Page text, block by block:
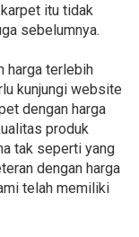
itu tidak
sebelumnya.
harga terlebih
kunjungi website
dengan harga
produk
tak seperti yang
dengan harga
telah memiliki